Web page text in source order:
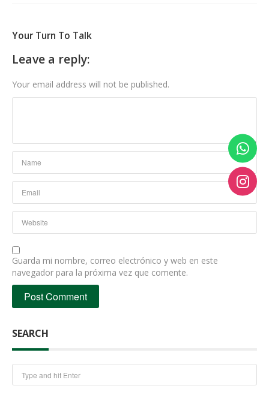
Your Turn To Talk
Leave a reply:
Your email address will not be published.
Guarda mi nombre, correo electrónico y web en este
navegador para la próxima vez que comente.
SEARCH